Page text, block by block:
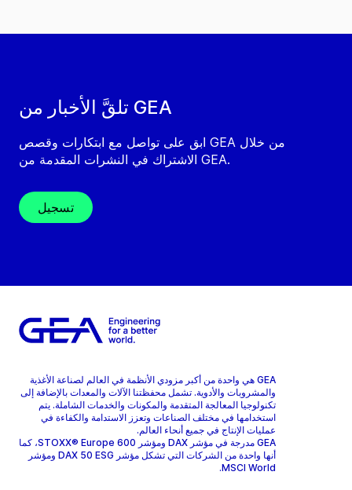
تلقَّ الأخبار من GEA
ابق على تواصل مع ابتكارات وقصص GEA من خلال
الاشتراك في النشرات المقدمة من GEA.
تسجيل
GEA هي واحدة من أكبر مزودي الأنظمة في العالم لصناعة الأغذية
والمشروبات والأدوية. تشمل محفظتنا الآلات والمعدات بالإضافة إلى
تكنولوجيا المعالجة المتقدمة والمكونات والخدمات الشاملة. يتم
استخدامها في مختلف الصناعات وتعزز الاستدامة والكفاءة في
عمليات الإنتاج في جميع أنحاء العالم.
GEA مدرجة في مؤشر DAX ومؤشر STOXX® Europe 600، كما
أنها واحدة من الشركات التي تشكل مؤشر DAX 50 ESG ومؤشر
MSCI World.